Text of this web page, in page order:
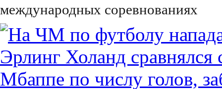
международных соревнованиях